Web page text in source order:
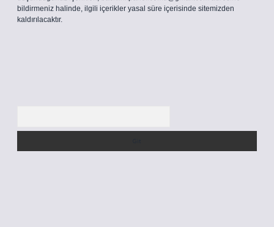
bildirmeniz halinde, ilgili içerikler yasal süre içerisinde sitemizden
kaldırılacaktır.